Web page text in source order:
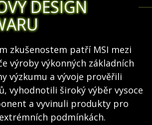
DESIGN
zkušenostem patří MSI mezi
výroby výkonných základních
výzkumu a vývoje prověřili
vyhodnotili široký výběr vysoce
a vyvinuli produkty pro
podmínkách.